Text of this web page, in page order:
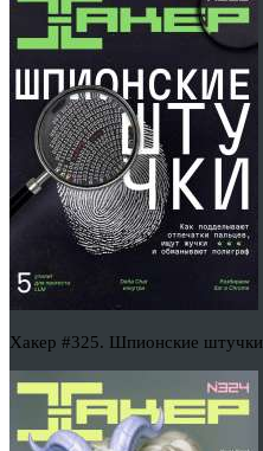
Хакер #325. Шпионские штучки